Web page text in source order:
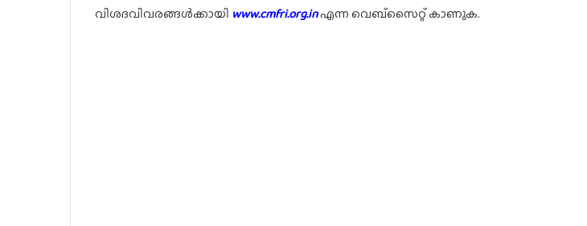
വിശദവിവരങ്ങൾക്കായി www.cmfri.org.inഎന്ന വെബ്സൈറ്റ് കാണുക.